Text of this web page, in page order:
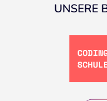
UNSERE